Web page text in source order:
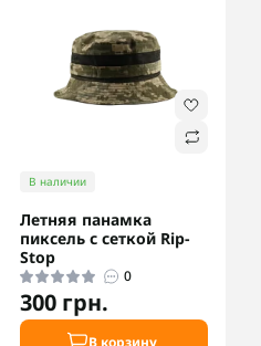
В наличии
Летняя панамка
пиксель с сеткой Rip-
Stop
0
300 грн.
В корзину